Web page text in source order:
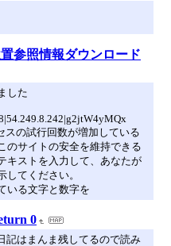
参照情報ダウンロード
した
スの試行回数が増加している
のサイトの安全を維持できる
キストを入力して、あなたが
してください。
いる文字と数字を
0
記はまんま残してるので読み